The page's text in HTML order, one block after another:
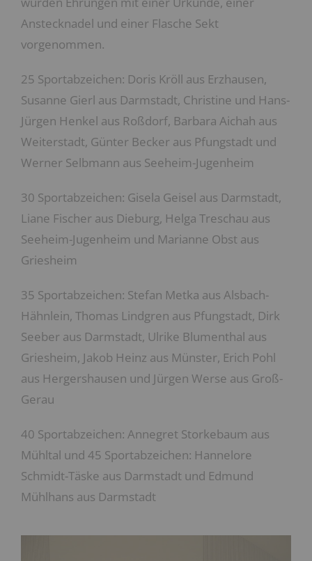
Anstecknadel und einer Flasche Sekt
vorgenommen.
25 Sportabzeichen: Doris Kröll aus Erzhausen,
Susanne Gierl aus Darmstadt, Christine und Hans-
Jürgen Henkel aus Roßdorf, Barbara Aichah aus
Weiterstadt, Günter Becker aus Pfungstadt und
Werner Selbmann aus Seeheim-Jugenheim
30 Sportabzeichen: Gisela Geisel aus Darmstadt,
Liane Fischer aus Dieburg, Helga Treschau aus
Seeheim-Jugenheim und Marianne Obst aus
Griesheim
35 Sportabzeichen: Stefan Metka aus Alsbach-
Hähnlein, Thomas Lindgren aus Pfungstadt, Dirk
Seeber aus Darmstadt, Ulrike Blumenthal aus
Griesheim, Jakob Heinz aus Münster, Erich Pohl
aus Hergershausen und Jürgen Werse aus Groß-
Gerau
40 Sportabzeichen: Annegret Storkebaum aus
Mühltal und 45 Sportabzeichen: Hannelore
Schmidt-Täske aus Darmstadt und Edmund
Mühlhans aus Darmstadt